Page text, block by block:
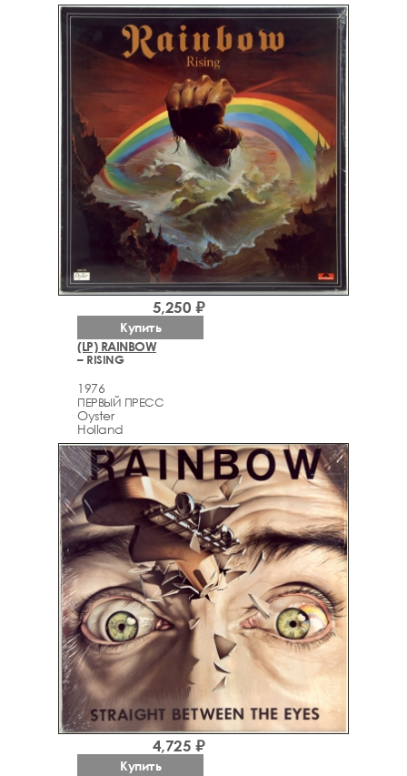
(LP) RAINBOW
– RISING
1976
ПЕРВЫЙ ПРЕСС
Oyster
Holland
5,250 ₽
Купить
4,725 ₽
Купить